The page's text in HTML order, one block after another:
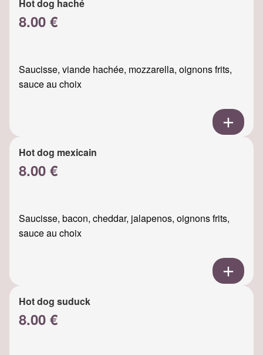
Hot dog haché
8.00 €
Saucisse, viande hachée, mozzarella, oignons frits,
sauce au choix
Hot dog mexicain
8.00 €
Saucisse, bacon, cheddar, jalapenos, oignons frits,
sauce au choix
Hot dog suduck
8.00 €